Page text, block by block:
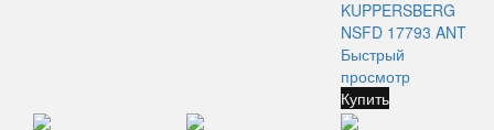
Быстрый
просмотр
Купить